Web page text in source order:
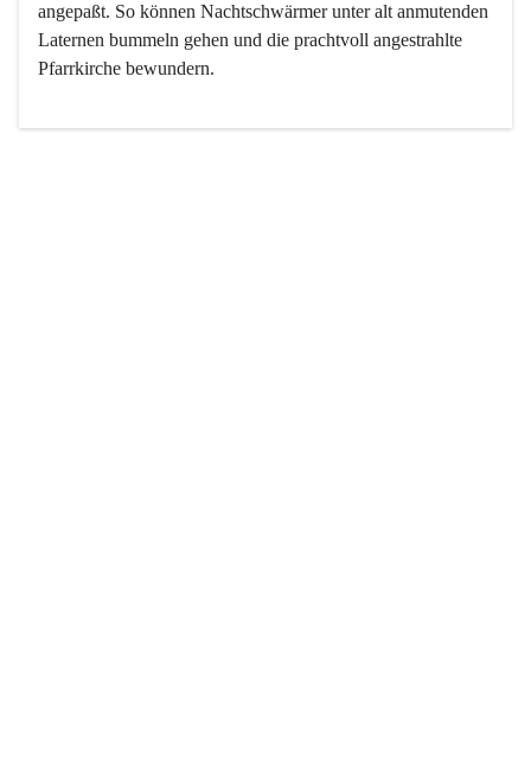
angepaßt. So können Nachtschwärmer unter alt anmutenden
Laternen bummeln gehen und die prachtvoll angestrahlte
Pfarrkirche bewundern.
Der Weinbau dominert heute nicht mehr, ist aber integrativer